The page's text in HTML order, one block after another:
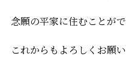
念願の平家に住むことが
これからもよろしくお願い